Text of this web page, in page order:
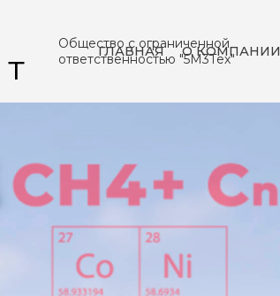
Общество с ограниченной
ответственностью "5М3Тех"
ГЛАВНАЯ О КОМПАНИИ